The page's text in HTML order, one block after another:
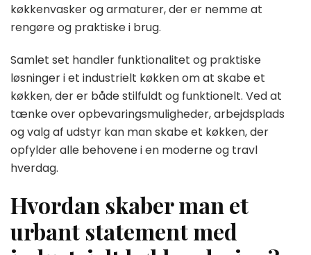
køkkenvasker og armaturer, der er nemme at
rengøre og praktiske i brug.
Samlet set handler funktionalitet og praktiske
løsninger i et industrielt køkken om at skabe et
køkken, der er både stilfuldt og funktionelt. Ved at
tænke over opbevaringsmuligheder, arbejdsplads
og valg af udstyr kan man skabe et køkken, der
opfylder alle behovene i en moderne og travl
hverdag.
Hvordan skaber man et
urbant statement med